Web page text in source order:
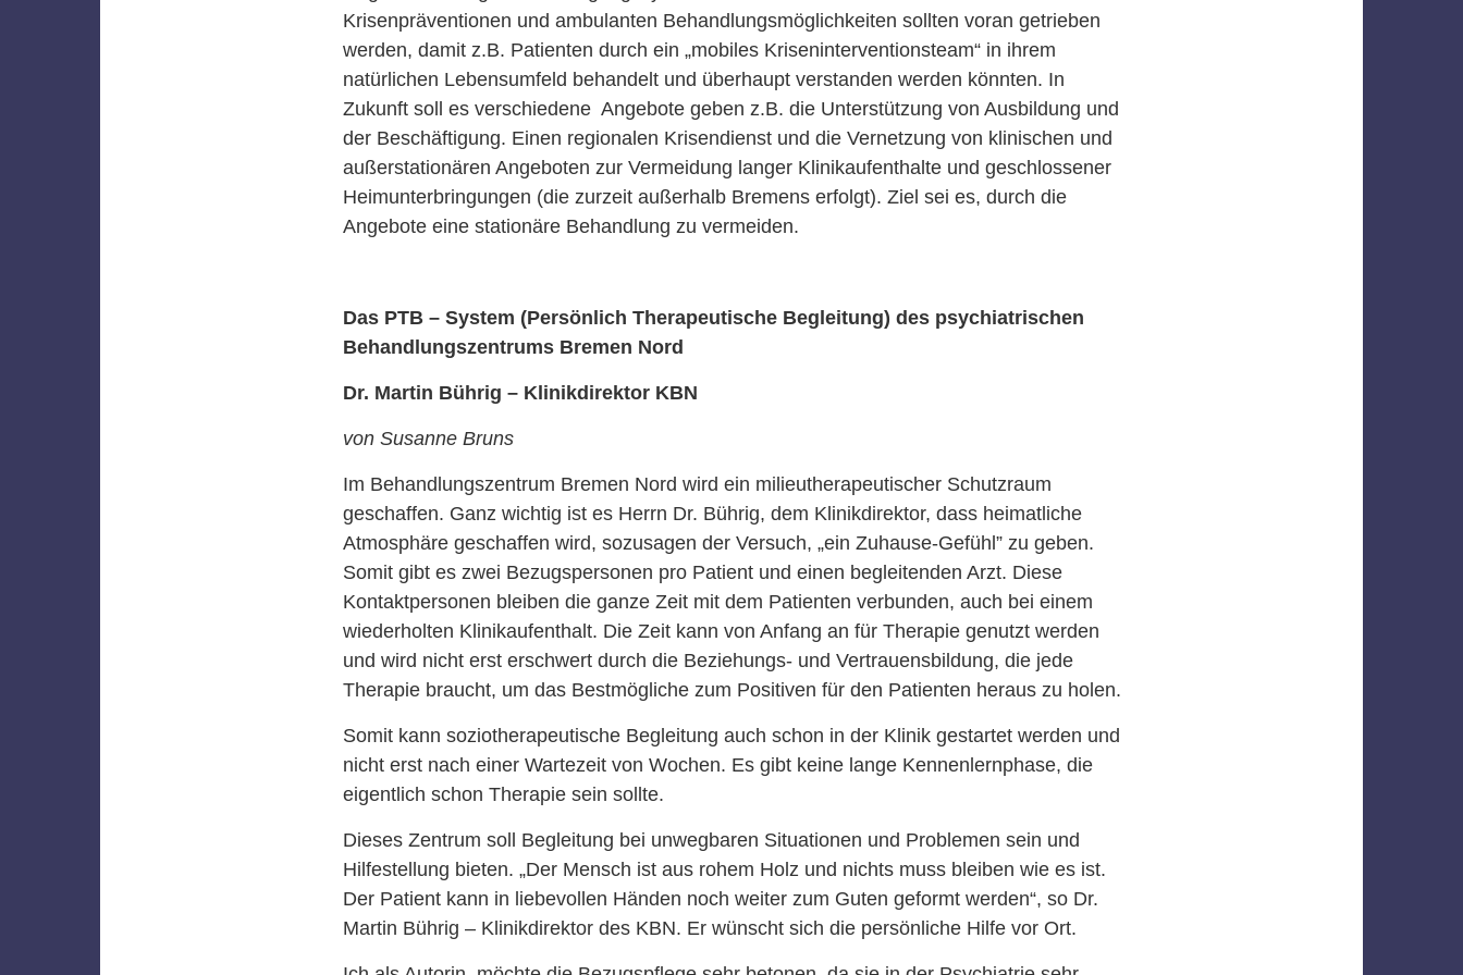
Krisenpräventionen und ambulanten Behandlungsmöglichkeiten sollten voran getrieben
werden, damit z.B. Patienten durch ein „mobiles Kriseninterventionsteam“ in ihrem
natürlichen Lebensumfeld behandelt und überhaupt verstanden werden könnten. In
Zukunft soll es verschiedene Angebote geben z.B. die Unterstützung von Ausbildung und
der Beschäftigung. Einen regionalen Krisendienst und die Vernetzung von klinischen und
außerstationären Angeboten zur Vermeidung langer Klinikaufenthalte und geschlossener
Heimunterbringungen (die zurzeit außerhalb Bremens erfolgt). Ziel sei es, durch die
Angebote eine stationäre Behandlung zu vermeiden.
Das PTB – System (Persönlich Therapeutische Begleitung) des psychiatrischen
Behandlungszentrums Bremen Nord
Dr. Martin Bührig – Klinikdirektor KBN
von Susanne Bruns
Im Behandlungszentrum Bremen Nord wird ein milieutherapeutischer Schutzraum
geschaffen. Ganz wichtig ist es Herrn Dr. Bührig, dem Klinikdirektor, dass heimatliche
Atmosphäre geschaffen wird, sozusagen der Versuch, „ein Zuhause-Gefühl” zu geben.
Somit gibt es zwei Bezugspersonen pro Patient und einen begleitenden Arzt. Diese
Kontaktpersonen bleiben die ganze Zeit mit dem Patienten verbunden, auch bei einem
wiederholten Klinikaufenthalt. Die Zeit kann von Anfang an für Therapie genutzt werden
und wird nicht erst erschwert durch die Beziehungs- und Vertrauensbildung, die jede
Therapie braucht, um das Bestmögliche zum Positiven für den Patienten heraus zu holen.
Somit kann soziotherapeutische Begleitung auch schon in der Klinik gestartet werden und
nicht erst nach einer Wartezeit von Wochen. Es gibt keine lange Kennenlernphase, die
eigentlich schon Therapie sein sollte.
Dieses Zentrum soll Begleitung bei unwegbaren Situationen und Problemen sein und
Hilfestellung bieten. „Der Mensch ist aus rohem Holz und nichts muss bleiben wie es ist.
Der Patient kann in liebevollen Händen noch weiter zum Guten geformt werden“, so Dr.
Martin Bührig – Klinikdirektor des KBN. Er wünscht sich die persönliche Hilfe vor Ort.